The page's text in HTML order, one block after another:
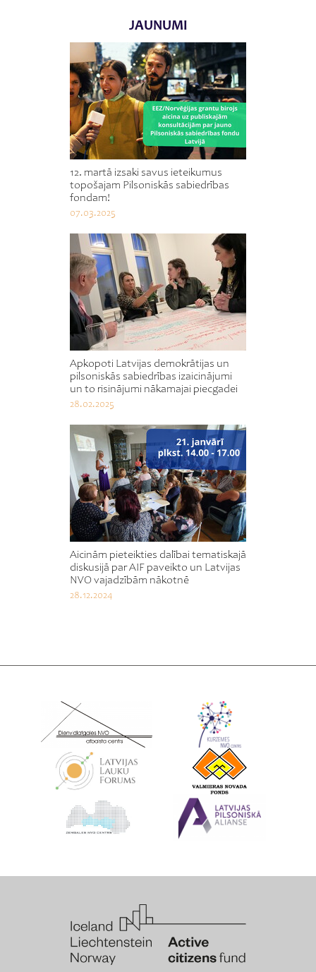
JAUNUMI
12. martā izsaki savus ieteikumus
topošajam Pilsoniskās sabiedrības
fondam!
07.03.2025
Apkopoti Latvijas demokrātijas un
pilsoniskās sabiedrības izaicinājumi
un to risinājumi nākamajai piecgadei
28.02.2025
Aicinām pieteikties dalībai tematiskajā
diskusijā par AIF paveikto un Latvijas
NVO vajadzībām nākotnē
28.12.2024